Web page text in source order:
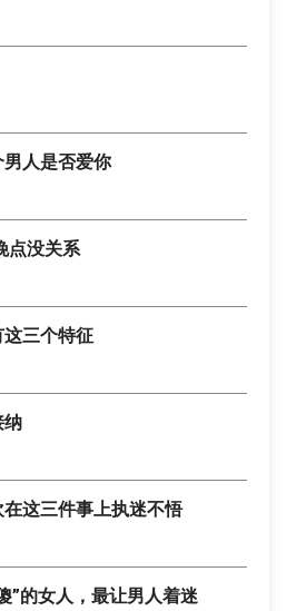
人是否爱你
点没关系
三个特征
纳
这三件事上执迷不悟
”的女人，最让男人着迷